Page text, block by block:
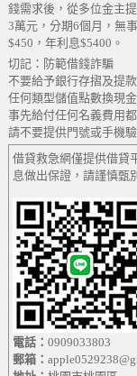
錢需求後，從多位金主
3萬元，分期6個月，無
$450，年利息$5400。
切記：防範借錢詐騙
不要給予銀行存摺及提
任何類型儲值點數換現
事先給付任何名義費用
請不要提供門號或手機
借貸救急網僅提供借貸
息做出保證，請謹慎甄
電話：0909033803
郵箱：